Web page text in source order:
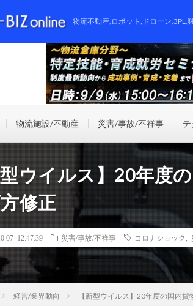
物流不動産,ロボット,ドローン,3PL,
物流施設/不動産 災害/事故/不祥事
型ウイルス】20年度
修正
12:47:39 災害/事故/不祥事 コロナショック
経営/業界動向 【新型ウイルス】20年度の国内